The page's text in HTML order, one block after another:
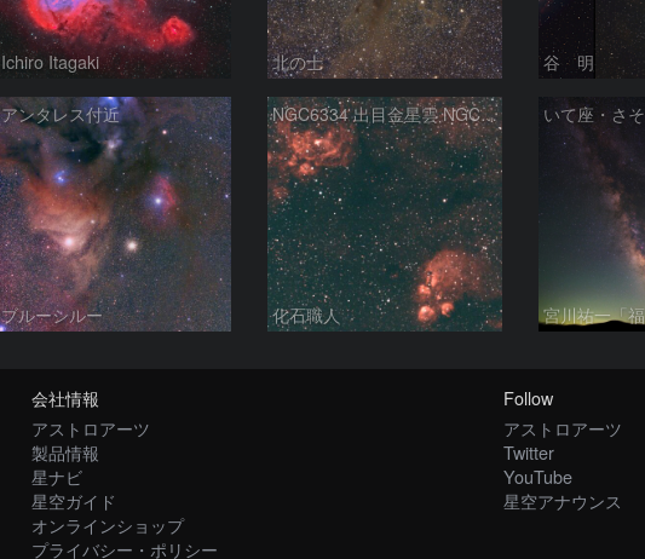
Ichiro Itagaki 北の士 谷 明
アンタレス付近
ブルーシルー
NGC6334 出目金星雲 NGC6357 彼岸花星雲 さそり座
化石職人
いて座・さ
宮川祐一「
会社情報
アストロアーツ
製品情報
星ナビ
星空ガイド
オンラインショップ
プライバシー・ポリシー
Follow
アストロアーツ
Twitter
YouTube
星空アナウンス